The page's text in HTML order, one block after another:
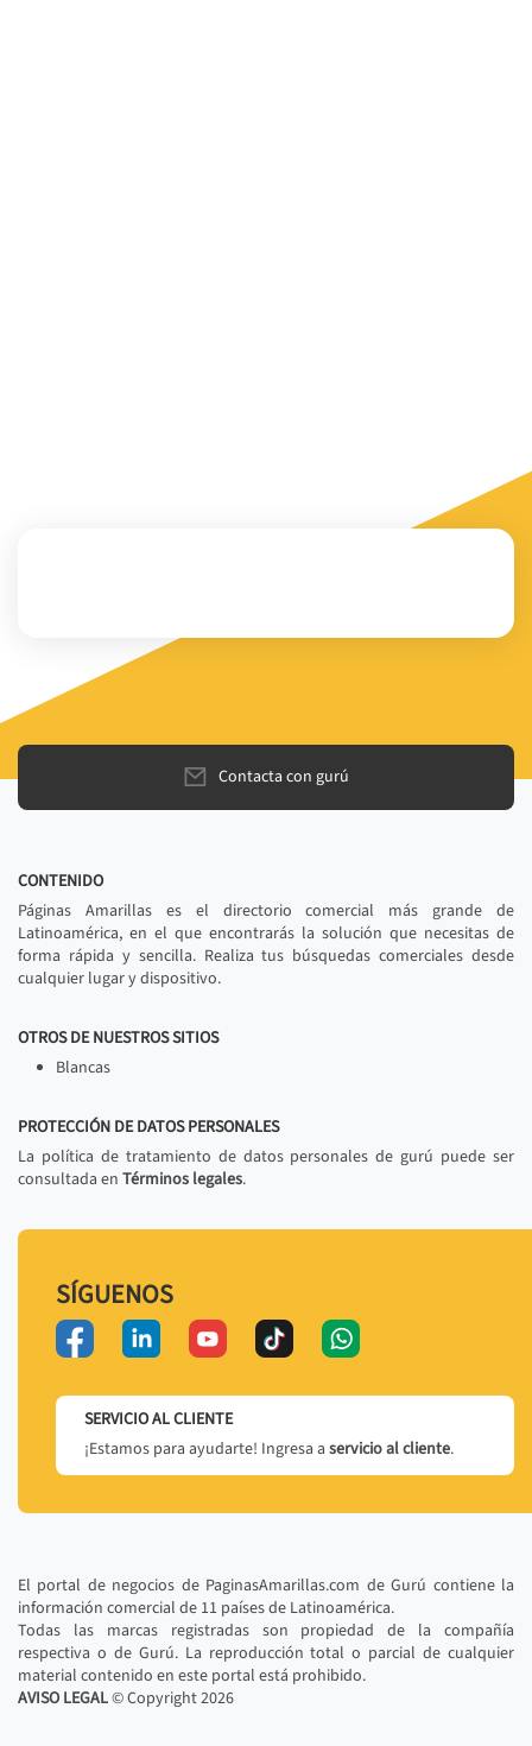
Contacta con gurú
CONTENIDO
Páginas Amarillas es el directorio comercial más grande de
Latinoamérica, en el que encontrarás la solución que necesitas de
forma rápida y sencilla. Realiza tus búsquedas comerciales desde
cualquier lugar y dispositivo.
OTROS DE NUESTROS SITIOS
Blancas
PROTECCIÓN DE DATOS PERSONALES
La política de tratamiento de datos personales de gurú puede ser
consultada en Términos legales.
SÍGUENOS
SERVICIO AL CLIENTE
¡Estamos para ayudarte! Ingresa a servicio al cliente.
El portal de negocios de PaginasAmarillas.com de Gurú contiene la
información comercial de 11 países de Latinoamérica.
Todas las marcas registradas son propiedad de la compañía
respectiva o de Gurú. La reproducción total o parcial de cualquier
material contenido en este portal está prohibido.
AVISO LEGAL© Copyright2026